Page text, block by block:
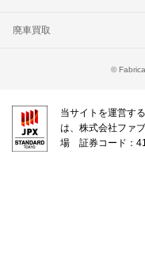
廃車買取
©
当サイトを運営す
は、株式会社ファ
場 証券コード：